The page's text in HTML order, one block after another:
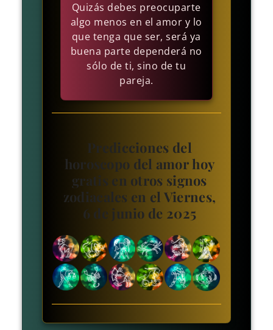
Quizás debes preocuparte
algo menos en el amor y lo
que tenga que ser, será ya
buena parte dependerá no
sólo de ti, sino de tu
pareja.
Predicciones del
horoscopo del amor hoy
gratis en otros signos
zodiacales en el Viernes,
6 de junio de 2025